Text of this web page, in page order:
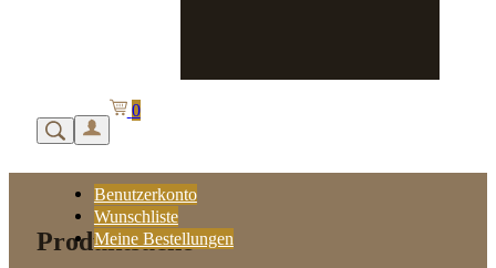
Benutzerkonto
Wunschliste
Meine Bestellungen
0
Produktsuche